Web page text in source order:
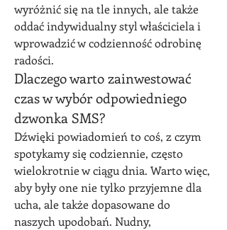
wyróżnić się na tle innych, ale także
oddać indywidualny styl właściciela i
wprowadzić w codzienność odrobinę
radości.
Dlaczego warto zainwestować
czas w wybór odpowiedniego
dzwonka SMS?
Dźwięki powiadomień to coś, z czym
spotykamy się codziennie, często
wielokrotnie w ciągu dnia. Warto więc,
aby były one nie tylko przyjemne dla
ucha, ale także dopasowane do
naszych upodobań. Nudny,